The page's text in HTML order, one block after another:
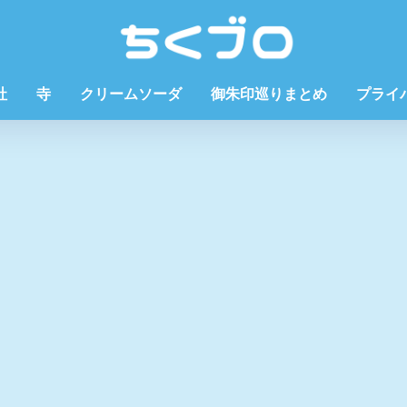
寺 クリームソーダ 御朱印巡りまとめ プライ